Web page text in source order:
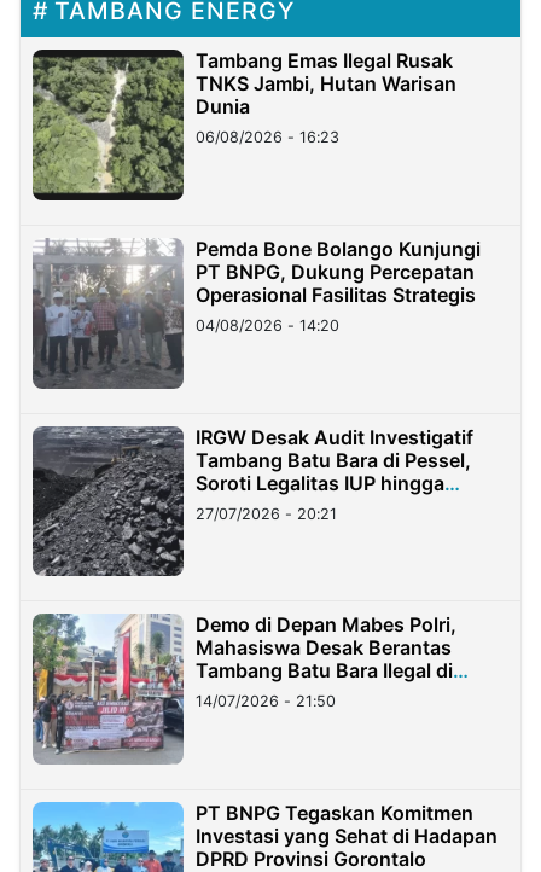
TAMBANG ENERGY
Tambang Emas Ilegal Rusak
TNKS Jambi, Hutan Warisan
Dunia
06/08/2026 - 16:23
Pemda Bone Bolango Kunjungi
PT BNPG, Dukung Percepatan
Operasional Fasilitas Strategis
04/08/2026 - 14:20
IRGW Desak Audit Investigatif
Tambang Batu Bara di Pessel,
Soroti Legalitas IUP hingga
Stockpile
27/07/2026 - 20:21
Demo di Depan Mabes Polri,
Mahasiswa Desak Berantas
Tambang Batu Bara Ilegal di
Lampung
14/07/2026 - 21:50
PT BNPG Tegaskan Komitmen
Investasi yang Sehat di Hadapan
DPRD Provinsi Gorontalo